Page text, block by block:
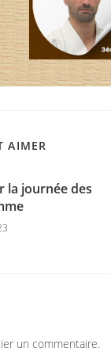
AIMER
la journée des
un commentaire.